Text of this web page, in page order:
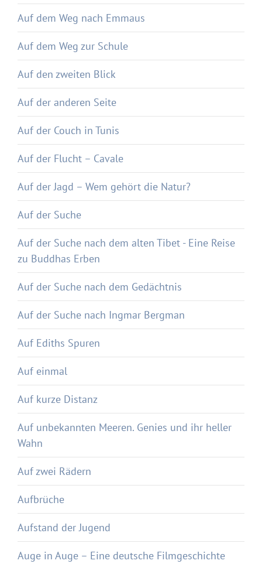
Auf dem Weg nach Emmaus
Auf dem Weg zur Schule
Auf den zweiten Blick
Auf der anderen Seite
Auf der Couch in Tunis
Auf der Flucht – Cavale
Auf der Jagd – Wem gehört die Natur?
Auf der Suche
Auf der Suche nach dem alten Tibet - Eine Reise
zu Buddhas Erben
Auf der Suche nach dem Gedächtnis
Auf der Suche nach Ingmar Bergman
Auf Ediths Spuren
Auf einmal
Auf kurze Distanz
Auf unbekannten Meeren. Genies und ihr heller
Wahn
Auf zwei Rädern
Aufbrüche
Aufstand der Jugend
Auge in Auge – Eine deutsche Filmgeschichte